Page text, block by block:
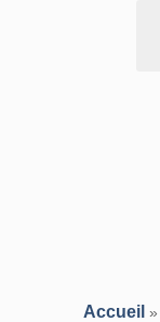
Accueil »